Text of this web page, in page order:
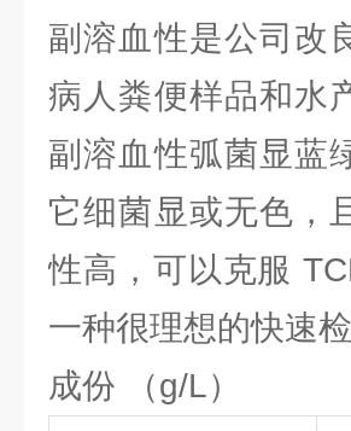
副溶血性是公司改
病人粪便样品和水
副溶血性弧菌显蓝
它细菌显或无色，
性高，可以克服
一种很理想的快速检
成份 （g/L）